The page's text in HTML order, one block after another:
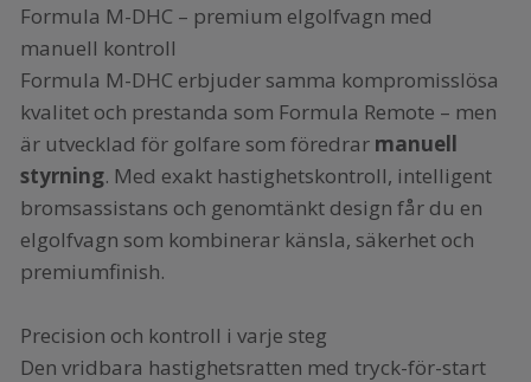
Formula M-DHC – premium elgolfvagn med
manuell kontroll
Formula M-DHC erbjuder samma kompromisslösa
kvalitet och prestanda som Formula Remote – men
är utvecklad för golfare som föredrar manuell
styrning. Med exakt hastighetskontroll, intelligent
bromsassistans och genomtänkt design får du en
elgolfvagn som kombinerar känsla, säkerhet och
premiumfinish.
Precision och kontroll i varje steg
Den vridbara hastighetsratten med tryck-för-start